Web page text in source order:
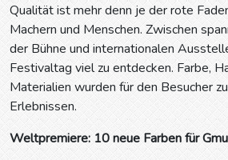
Qualität ist mehr denn je der rote
Machern und Menschen. Zwischen
der Bühne und internationalen
Festivaltag viel zu entdecken. Farbe,
Materialien wurden für den Besucher
Erlebnissen.
Weltpremiere: 10 neue Farben für